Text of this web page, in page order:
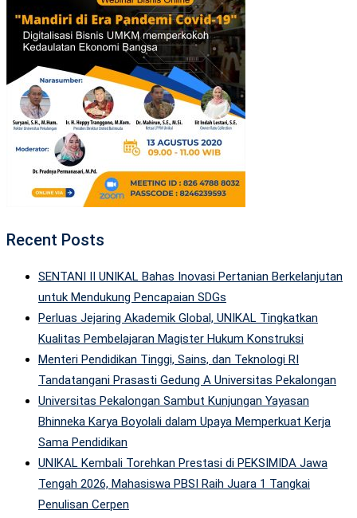
Recent Posts
SENTANI II UNIKAL Bahas Inovasi Pertanian Berkelanjutan
untuk Mendukung Pencapaian SDGs
Perluas Jejaring Akademik Global, UNIKAL Tingkatkan
Kualitas Pembelajaran Magister Hukum Konstruksi
Menteri Pendidikan Tinggi, Sains, dan Teknologi RI
Tandatangani Prasasti Gedung A Universitas Pekalongan
Universitas Pekalongan Sambut Kunjungan Yayasan
Bhinneka Karya Boyolali dalam Upaya Memperkuat Kerja
Sama Pendidikan
UNIKAL Kembali Torehkan Prestasi di PEKSIMIDA Jawa
Tengah 2026, Mahasiswa PBSI Raih Juara 1 Tangkai
Penulisan Cerpen